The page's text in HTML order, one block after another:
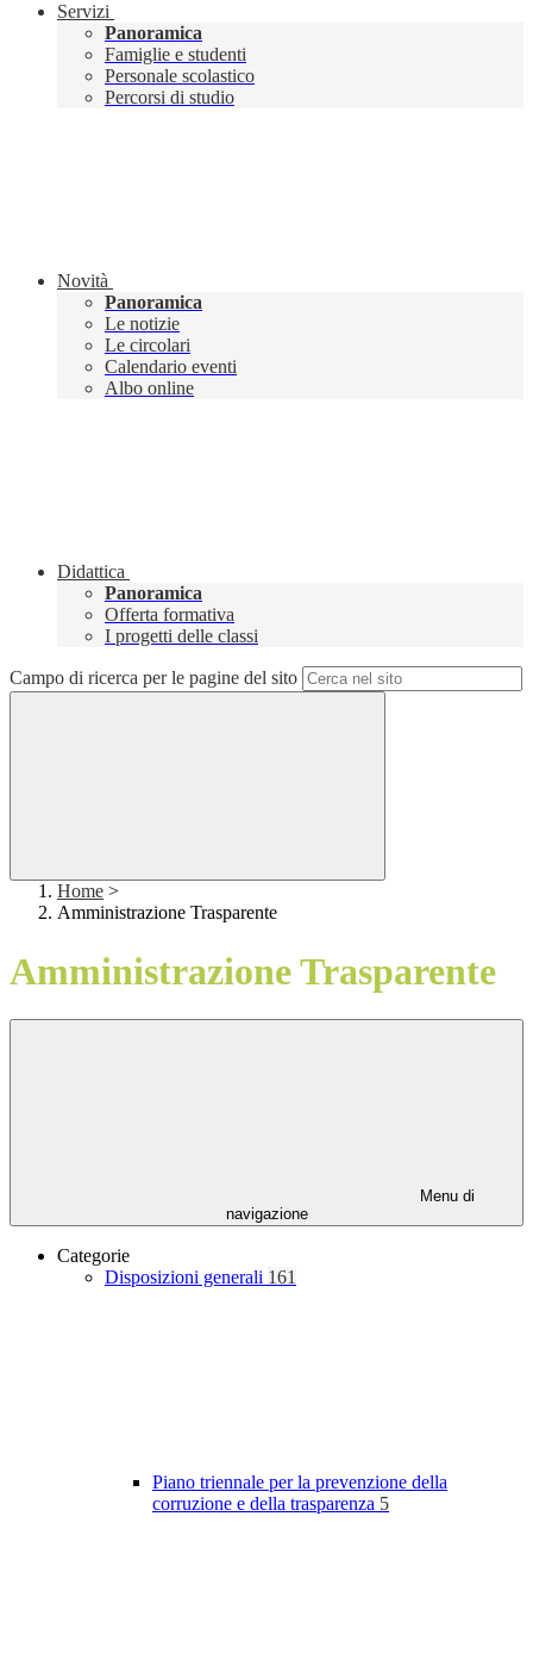
Servizi
Panoramica
Famiglie e studenti
Personale scolastico
Percorsi di studio
Novità
Panoramica
Le notizie
Le circolari
Calendario eventi
Albo online
Didattica
Panoramica
Offerta formativa
I progetti delle classi
Campo di ricerca per le pagine del sito
Home >
Amministrazione Trasparente
Amministrazione Trasparente
Menu di
navigazione
Categorie
Disposizioni generali 161
Piano triennale per la prevenzione della
corruzione e della trasparenza 5